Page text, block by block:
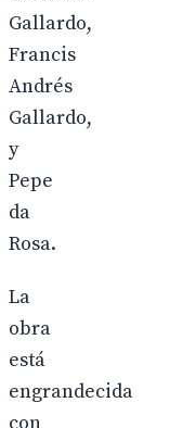
Gallardo,
Francis
Andrés
Gallardo,
y
Pepe
da
Rosa.
La
obra
está
engrandecida